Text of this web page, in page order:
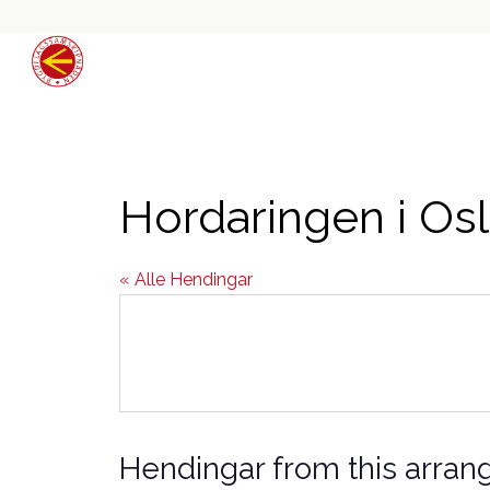
Hordaringen i
« Alle Hendingar
Hendingar from this